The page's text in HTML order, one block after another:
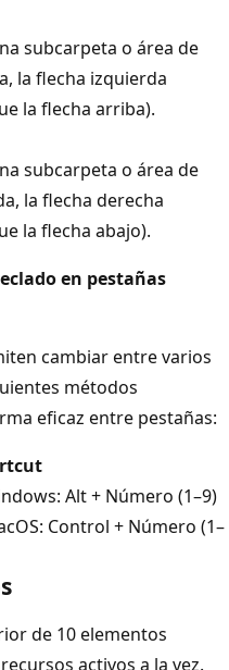
subcarpeta o área de
la flecha izquierda
la flecha arriba).
subcarpeta o área de
la flecha derecha
la flecha abajo).
en pestañas
cambiar entre varios
métodos
eficaz entre pestañas:
Alt + Número (1–9)
Control + Número (1–
de 10 elementos
activos a la vez.